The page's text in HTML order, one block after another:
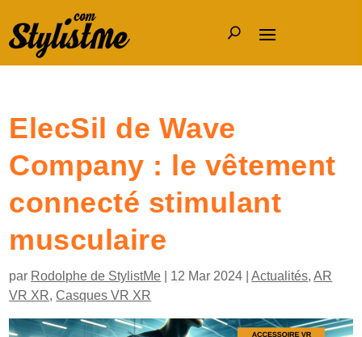
ElecSil de Wave
Company : le vêtement
connecté stimulant
musculaire
par Rodolphe de StylistMe 12 Mar 2024 |Actualités,AR
VR XR,Casques VR XR